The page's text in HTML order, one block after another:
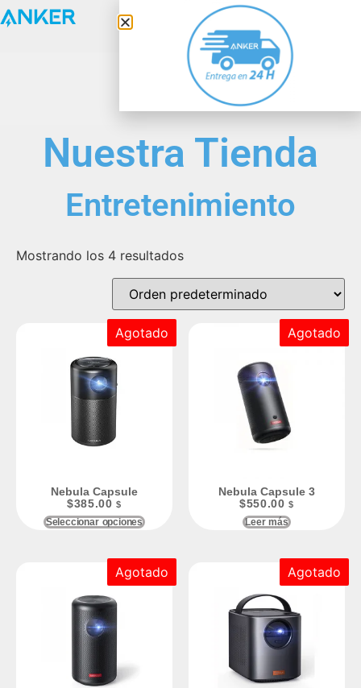
Nuestra Tienda
Entretenimiento
Mostrando los 4 resultados
Agotado
Nebula Capsule
$385.00 $
Seleccionar opciones
Agotado
Nebula Capsule 3
$550.00 $
Leer más
Agotado Agotado